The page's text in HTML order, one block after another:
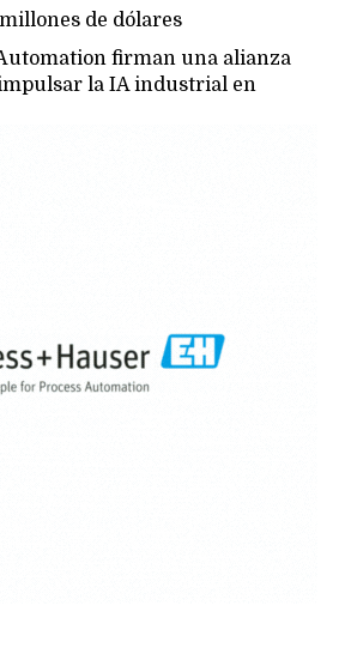
de dólares
firman una alianza
la IA industrial en